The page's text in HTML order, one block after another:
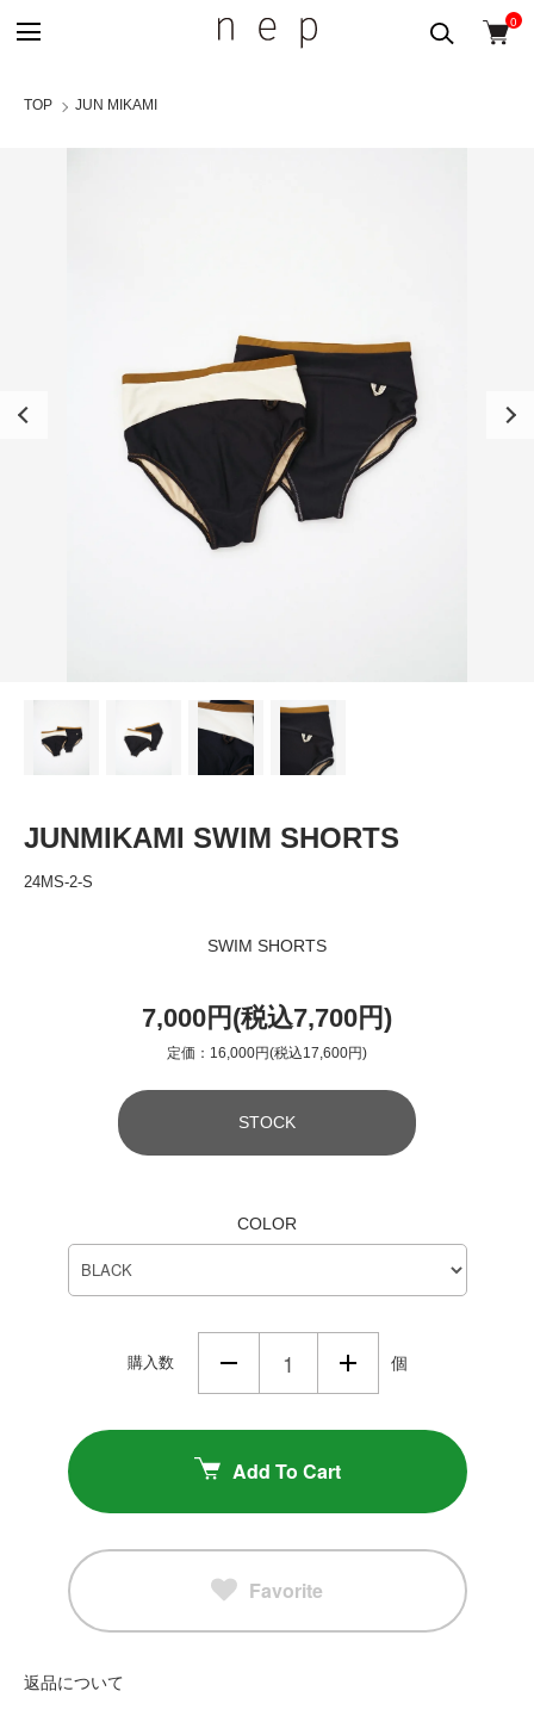
0
TOP JUN MIKAMI
JUNMIKAMI SWIM SHORTS
24MS-2-S
SWIM SHORTS
7,000円(税込7,700円)
定価：16,000円(税込17,600円)
STOCK
COLOR
購入数 個
Add To Cart
Favorite
返品について